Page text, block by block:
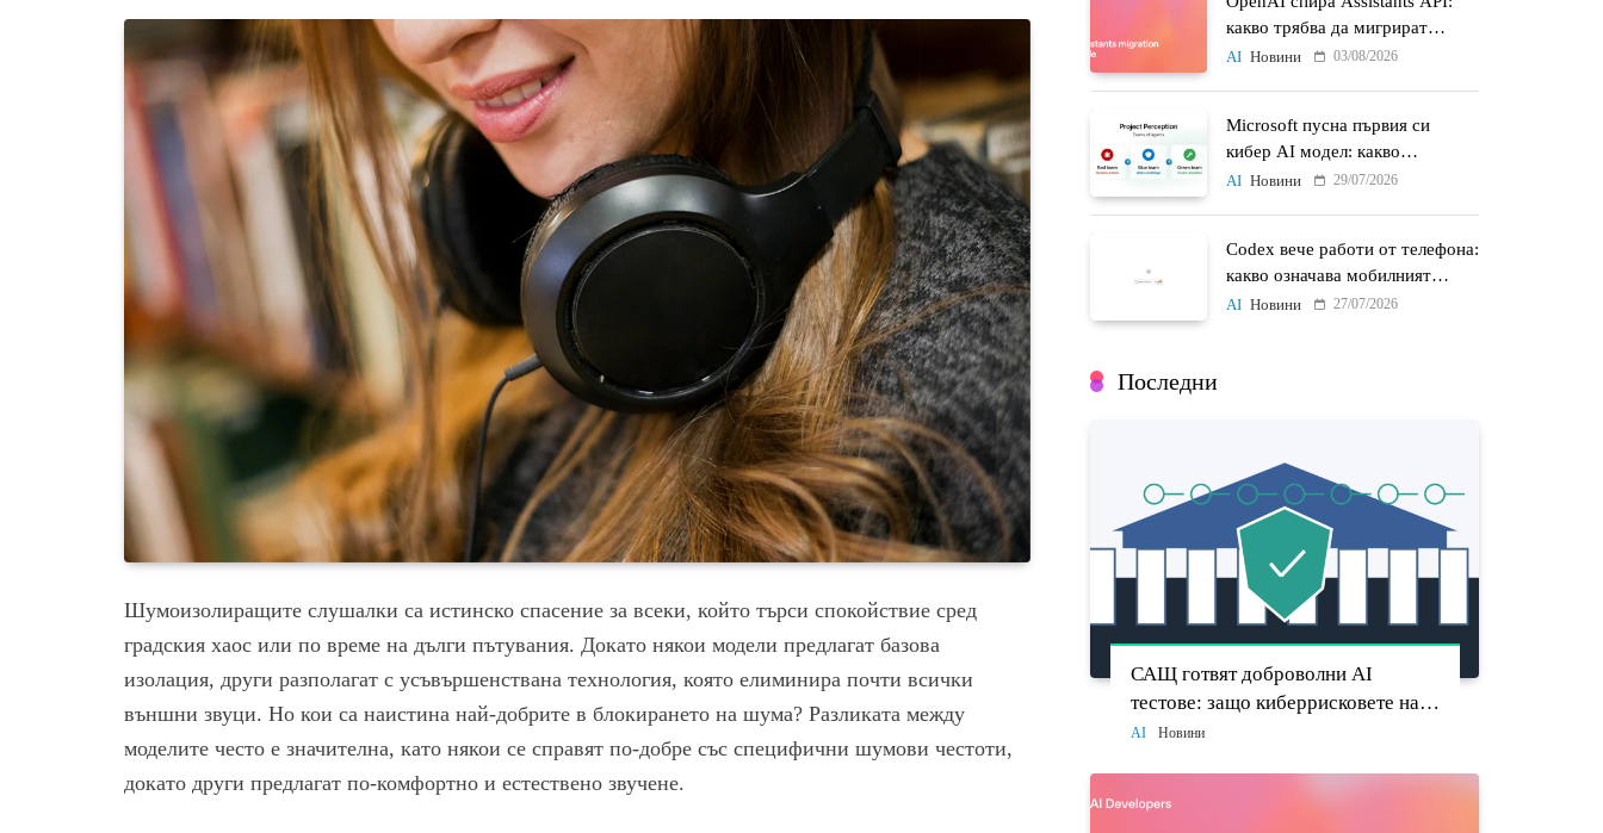
Шумоизолиращите слушалки са истинско спасение за всеки, който търси спокойствие сред
градския хаос или по време на дълги пътувания. Докато някои модели предлагат базова
изолация, други разполагат с усъвършенствана технология, която елиминира почти всички
външни звуци. Но кои са наистина най-добрите в блокирането на шума? Разликата между
моделите често е значителна, като някои се справят по-добре със специфични шумови честоти,
докато други предлагат по-комфортно и естествено звучене.
какво трябва да мигрират
разработчиците до 26 август
AI Новини 03/08/2026
Microsoft пусна първия си
кибер AI модел: какво
променят MAI-Cyber-1-Flash и
AI Новини 29/07/2026
Codex вече работи от телефона:
какво означава мобилният
достъп до AI агенти
AI Новини 27/07/2026
Последни
САЩ готвят доброволни AI
тестове: защо киберрисковете на
моделите стават политически
AI Новини